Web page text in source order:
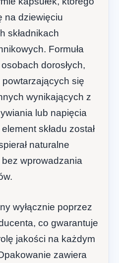
na dziewięciu
składnikach
Formuła
dorosłych,
się
wynikających z
lub napięcia
składu został
naturalne
wprowadzania
wyłącznie poprzez
co gwarantuje
jakości na każdym
zawiera